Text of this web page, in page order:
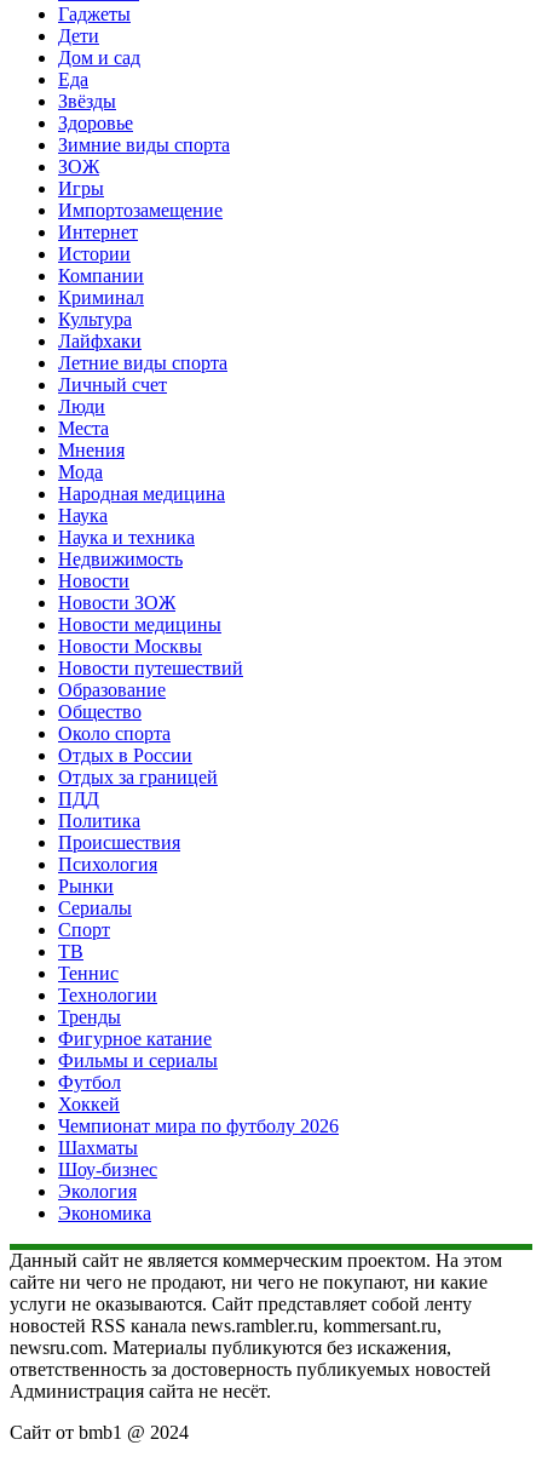
Гаджеты
Дети
Дом и сад
Еда
Звёзды
Здоровье
Зимние виды спорта
ЗОЖ
Игры
Импортозамещение
Интернет
Истории
Компании
Криминал
Культура
Лайфхаки
Летние виды спорта
Личный счет
Люди
Места
Мнения
Мода
Народная медицина
Наука
Наука и техника
Недвижимость
Новости
Новости ЗОЖ
Новости медицины
Новости Москвы
Новости путешествий
Образование
Общество
Около спорта
Отдых в России
Отдых за границей
ПДД
Политика
Происшествия
Психология
Рынки
Сериалы
Спорт
ТВ
Теннис
Технологии
Тренды
Фигурное катание
Фильмы и сериалы
Футбол
Хоккей
Чемпионат мира по футболу 2026
Шахматы
Шоу-бизнес
Экология
Экономика
Данный сайт не является коммерческим проектом. На этом
сайте ни чего не продают, ни чего не покупают, ни какие
услуги не оказываются. Сайт представляет собой ленту
новостей RSS канала news.rambler.ru, kommersant.ru,
newsru.com. Материалы публикуются без искажения,
ответственность за достоверность публикуемых новостей
Администрация сайта не несёт.
Сайт от bmb1 @ 2024